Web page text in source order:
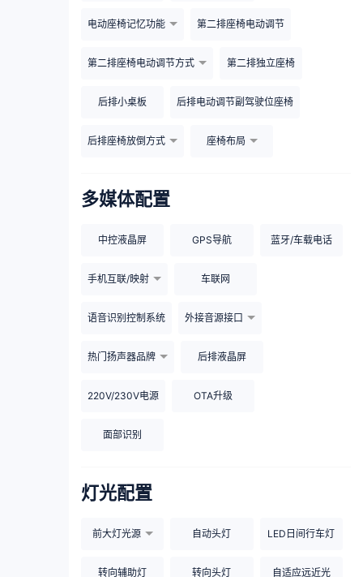
电动座椅记忆功能 第二排座椅电动调节
第二排座椅电动调节方式 第二排独立座椅
后排小桌板 后排电动调节副驾驶位座椅
后排座椅放倒方式 座椅布局
多媒体配置
中控液晶屏 GPS导航 蓝牙/车载电话
手机互联/映射 车联网
语音识别控制系统 外接音源接口
热门扬声器品牌 后排液晶屏
220V/230V电源 OTA升级
面部识别
灯光配置
前大灯光源 自动头灯 LED日间行车灯
转向辅助灯 转向头灯 自适应远近光